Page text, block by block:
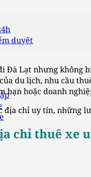
duyệt
Đà Lạt nhưng không
du lịch, nhu cầu
bạn hoặc doanh
địa chỉ uy tín, những
chỉ thuê xe